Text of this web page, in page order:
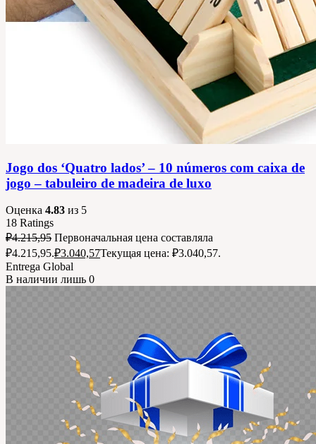
Jogo dos ‘Quatro lados’ – 10 números com caixa de
jogo – tabuleiro de madeira de luxo
Оценка 4.83 из 5
18 Ratings
₽4.215,95 Первоначальная цена составляла
₽4.215,95.₽3.040,57Текущая цена: ₽3.040,57.
Entrega Global
В наличии лишь 0